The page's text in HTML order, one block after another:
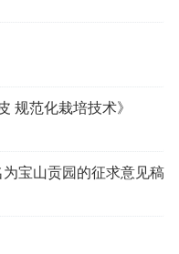
规范化栽培技术》
宝山贡园的征求意见稿